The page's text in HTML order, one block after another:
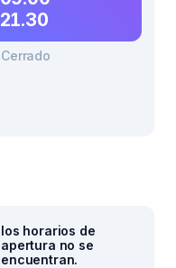
21.30
Cerrado
los horarios de
apertura no se
encuentran.